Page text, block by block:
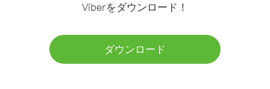
Viberをダウンロード！
ダウンロード